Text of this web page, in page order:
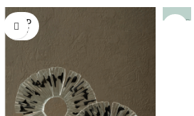
SOLD
OUT
SOLD